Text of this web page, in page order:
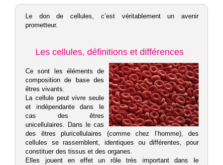
Le don de cellules, c’est véritablement un avenir
prometteur.
Les cellules, définitions et différences
Ce sont les éléments de
composition de base des
êtres vivants.
La cellule peut vivre seule
et indépendante dans le
cas des êtres
unicellulaires. Dans le cas
des êtres pluricellulaires (comme chez l’homme), des
cellules se rassemblent, identiques ou différentes, pour
constituer des tissus et des organes.
Elles jouent en effet un rôle très important dans le